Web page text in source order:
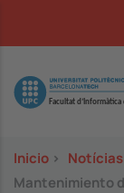
Image
Inicio > Notícias
Mantenimiento